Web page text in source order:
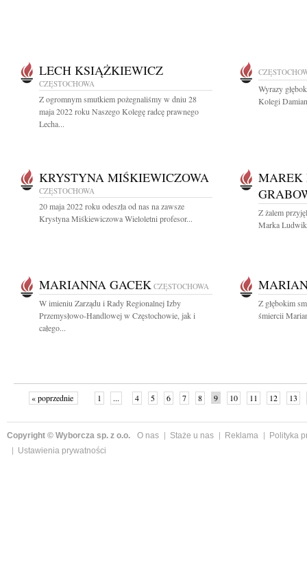
LECH KSIĄŻKIEWICZ
CZĘSTOCHOWA
Z ogromnym smutkiem pożegnaliśmy w dniu 28
maja 2022 roku Naszego Kolegę radcę prawnego
Lecha...
Wyrazy
Kolegi
KRYSTYNA MIŚKIEWICZOWA
CZĘSTOCHOWA
20 maja 2022 roku odeszła od nas na zawsze
Krystyna Miśkiewiczowa Wieloletni profesor...
MAREK
Z żalem
Marka
MARIANNA GACEK CZĘSTOCHOWA
W imieniu Zarządu i Rady Regionalnej Izby
Przemysłowo-Handlowej w Częstochowie, jak i
całego...
Z głębokim
śmiercii
« poprzednie 1 ... 4 5 6 7 8 9 10 11 12 13
Copyright © Wyborcza sp. z o.o. O nas Staże u nas Reklama
Polityka
Ustawienia prywatności